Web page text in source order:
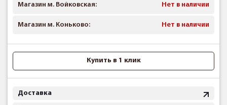
Магазин м. Войковская: Нет в наличии
Магазин м. Коньково: Нет в наличии
Купить в 1 клик
Доставка